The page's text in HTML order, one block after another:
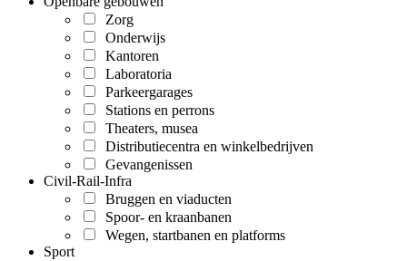
Zorg
Onderwijs
Kantoren
Laboratoria
Parkeergarages
Stations en perrons
Theaters, musea
Distributiecentra en winkelbedrijven
Gevangenissen
Civil-Rail-Infra
Bruggen en viaducten
Spoor- en kraanbanen
Wegen, startbanen en platforms
Sport